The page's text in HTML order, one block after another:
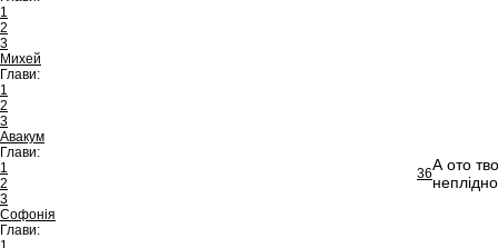
1
2
3
Михей
Глави:
1
2
3
Авакум
Глави:
1
2
3
Софонія
Глави:
36А ото